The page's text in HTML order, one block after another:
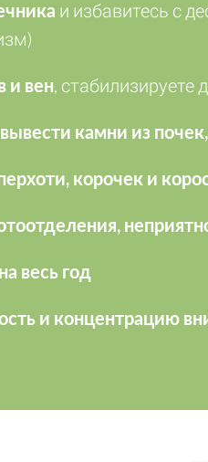
и избавитесь с
и вен, стабилизируете
вывести камни из
корочек и
весь год
и концентрацию